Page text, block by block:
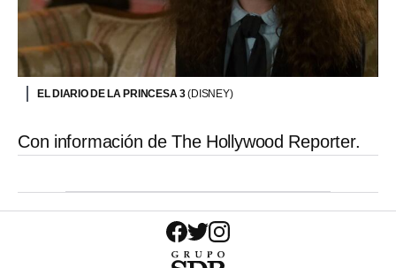
EL DIARIO DE LA PRINCESA 3(DISNEY)
Con información de The Hollywood Reporter.